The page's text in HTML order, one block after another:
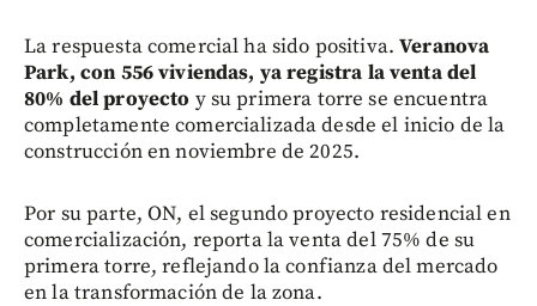
La respuesta comercial ha sido positiva.Veranova
Park, con 556 viviendas, ya registra la venta del
80% del proyecto y su primera torre se encuentra
completamente comercializada desde el inicio de la
construcción en noviembre de 2025.
Por su parte, ON, el segundo proyecto residencial en
comercialización, reporta la venta del 75% de su
primera torre, reflejando la confianza del mercado
en la transformación de la zona.